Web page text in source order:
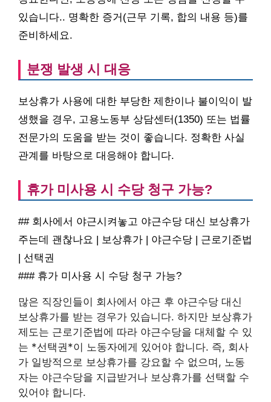
있습니다.. 명확한 증거(근무 기록, 합의 내용 등)를
준비하세요.
분쟁 발생 시 대응
보상휴가 사용에 대한 부당한 제한이나 불이익이 발
생했을 경우, 고용노동부 상담센터(1350) 또는 법률
전문가의 도움을 받는 것이 좋습니다. 정확한 사실
관계를 바탕으로 대응해야 합니다.
휴가 미사용 시 수당 청구 가능?
## 회사에서 야근시켜놓고 야근수당 대신 보상휴가
주는데 괜찮나요 | 보상휴가 | 야근수당 | 근로기준법
| 선택권
### 휴가 미사용 시 수당 청구 가능?
많은 직장인들이 회사에서 야근 후 야근수당 대신
보상휴가를 받는 경우가 있습니다. 하지만 보상휴가
제도는 근로기준법에 따라 야근수당을 대체할 수 있
는 *선택권*이 노동자에게 있어야 합니다. 즉, 회사
가 일방적으로 보상휴가를 강요할 수 없으며, 노동
자는 야근수당을 지급받거나 보상휴가를 선택할 수
있어야 합니다.